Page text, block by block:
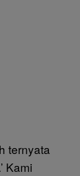
ternyata
Kami